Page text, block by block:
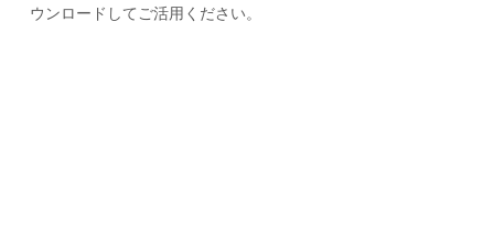
ウンロードしてご活用ください。